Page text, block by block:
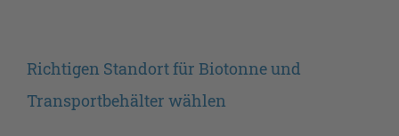
Richtigen Standort für Biotonne und
Transportbehälter wählen